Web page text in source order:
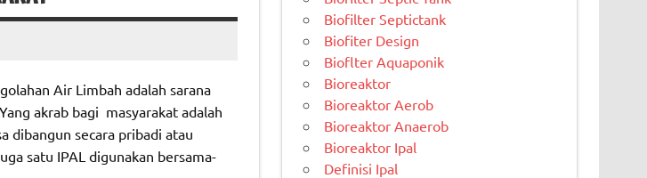
Air Limbah adalah sarana
akrab bagi masyarakat adalah
dibangun secara pribadi atau
satu IPAL digunakan bersama-
Biofilter Septictank
Biofiter Design
Bioflter Aquaponik
Bioreaktor
Bioreaktor Aerob
Bioreaktor Anaerob
Bioreaktor Ipal
Definisi Ipal